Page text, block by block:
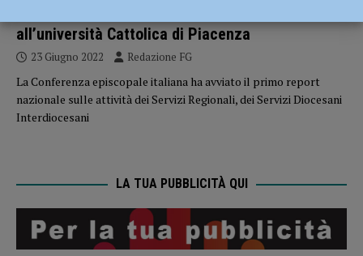
all’università Cattolica di Piacenza
23 Giugno 2022 Redazione FG
La Conferenza episcopale italiana ha avviato il primo report
nazionale sulle attività dei Servizi Regionali, dei Servizi Diocesani
Interdiocesani
LA TUA PUBBLICITÀ QUI